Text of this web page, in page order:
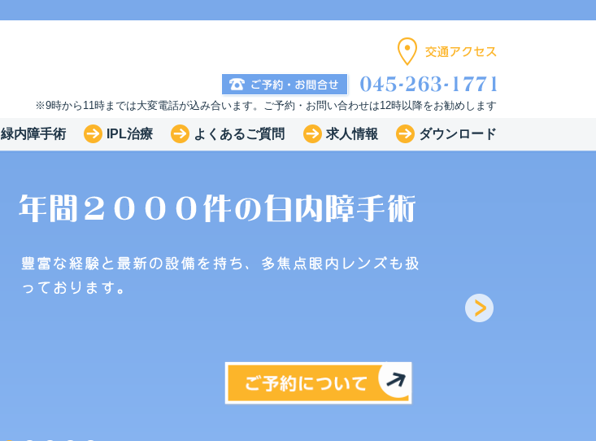
※9時から11時までは大変電話が込み合います。ご予約・お問い合わせは12時以降をお勧めします
緑内障手術 IPL治療 よくあるご質問 求人情報 ダウンロード